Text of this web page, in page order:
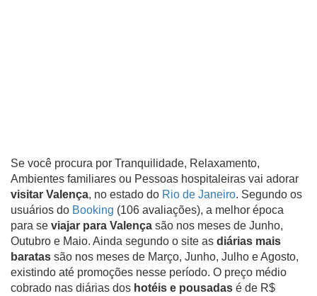
Se você procura por Tranquilidade, Relaxamento,
Ambientes familiares ou Pessoas hospitaleiras vai adorar
visitar Valença, no estado do Rio de Janeiro. Segundo os
usuários do Booking (106 avaliações), a melhor época
para se viajar para Valença são nos meses de Junho,
Outubro e Maio. Ainda segundo o site as diárias mais
baratas são nos meses de Março, Junho, Julho e Agosto,
existindo até promoções nesse período. O preço médio
cobrado nas diárias dos hotéis e pousadas é de R$